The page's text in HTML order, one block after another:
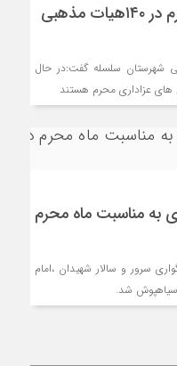
برگزاری آئین های عزاداری محرم در ۱۴۰هیات مذهبی
شهرستان سلسله گفت:در حال
به مناسبت ماه محرم
سرور و سالار شهیدان ،امام
سیاهپوش شد.